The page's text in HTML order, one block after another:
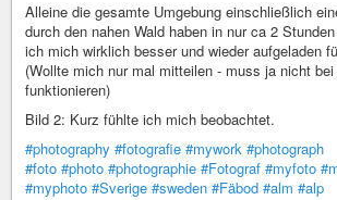
Alleine die gesamte Umgebung einschließlich
durch den nahen Wald haben in nur ca 2
ich mich wirklich besser und wieder aufgeladen
(Wollte mich nur mal mitteilen - muss ja nicht
funktionieren)
Bild 2: Kurz fühlte ich mich beobachtet.
#photography #fotografie #mywork #photograph
#foto #photo #photographie #Fotograf #myfoto
#myphoto #Sverige #sweden #Fäbod #alm #alp